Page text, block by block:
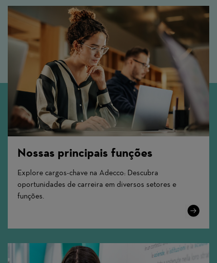
Nossas principais funções
Explore cargos-chave na Adecco: Descubra
oportunidades de carreira em diversos setores e
funções.
Learn